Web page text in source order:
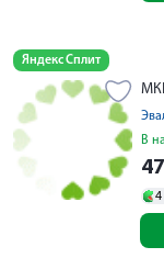
Яндекс Сплит
В
4